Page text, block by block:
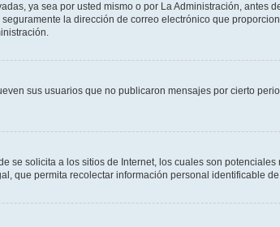
ya sea por usted mismo o por La Administración, antes
la dirección de correo electrónico que
sus usuarios que no publicaron mensajes por cierto
se solicita a los sitios de Internet, los cuales son potenciales
que permita recolectar información personal identificable